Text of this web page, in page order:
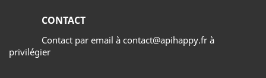
CONTACT
Contact par email à contact@apihappy.fr à
privilégier